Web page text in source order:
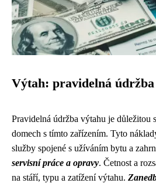
Výtah: pravidelná údržba
Pravidelná údržba výtahu je důležitou
domech s tímto zařízením. Tyto
služby spojené s užíváním bytu a
servisní práce a opravy. Četnost a
na stáří, typu a zatížení výtahu.